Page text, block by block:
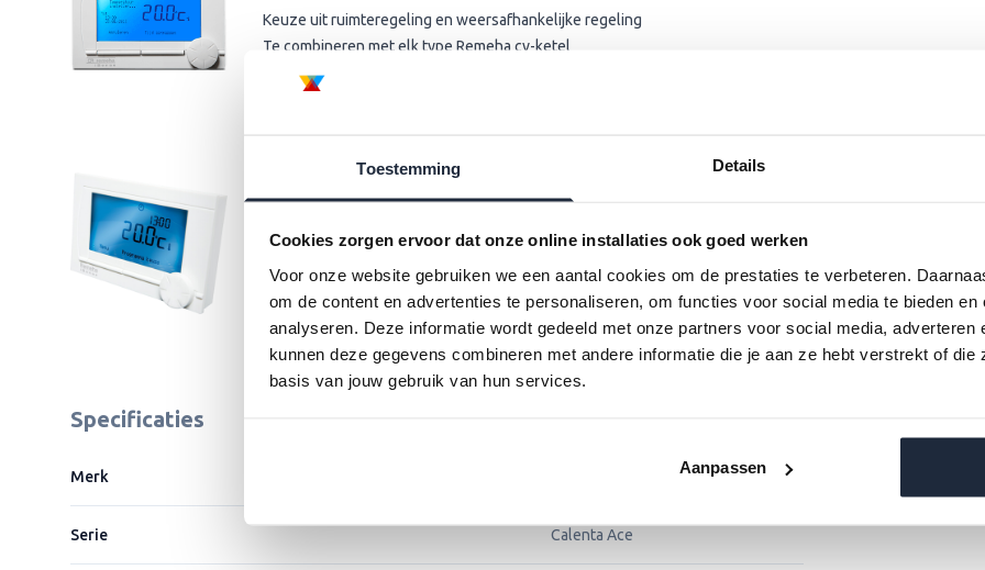
Toestemming Details
Cookies zorgen ervoor dat onze online installaties ook goed werken
Voor onze website gebruiken we een aantal cookies om de prestaties te verbeteren.
om de content en advertenties te personaliseren, om functies voor social media te bieden
analyseren. Deze informatie wordt gedeeld met onze partners voor social media, adverteren
kunnen deze gegevens combineren met andere informatie die je aan ze hebt verstrekt of die
basis van jouw gebruik van hun services.
Aanpassen
Keuze uit ruimteregeling en weersafhankelijke regeling
Te combineren met elk type Remeha cv-ketel
Veelzijdige alleskunner
Zeer gebruiksvriendelijk: geen complexe gebruiksaanwijzing nodig.
Overzichtelijk en helder LCD-display
Uitgebreide instellingsmogelijkheden met overzichtelijk menu.
Brochure downloaden Handleiding downloaden
Specificaties
Merk
Serie Calenta Ace